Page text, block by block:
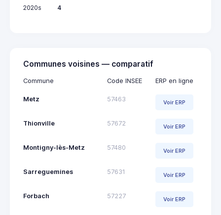
2020s
4
Communes voisines — comparatif
Commune Code INSEE ERP en ligne
Metz 57463 Voir ERP
Thionville 57672 Voir ERP
Montigny-lès-Metz 57480 Voir ERP
Sarreguemines 57631 Voir ERP
Forbach 57227 Voir ERP